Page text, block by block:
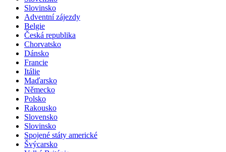
Slovinsko
Adventní zájezdy
Belgie
Česká republika
Chorvatsko
Dánsko
Francie
Itálie
Maďarsko
Německo
Polsko
Rakousko
Slovensko
Slovinsko
Spojené státy americké
Švýcarsko